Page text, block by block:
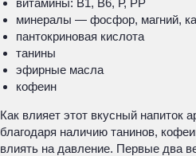
витамины: В1, В6, Р, РР
минералы — фосфор, магний,
пантокриновая кислота
танины
эфирные масла
кофеин
Как влияет этот вкусный напиток
благодаря наличию танинов,
влиять на давление. Первые два